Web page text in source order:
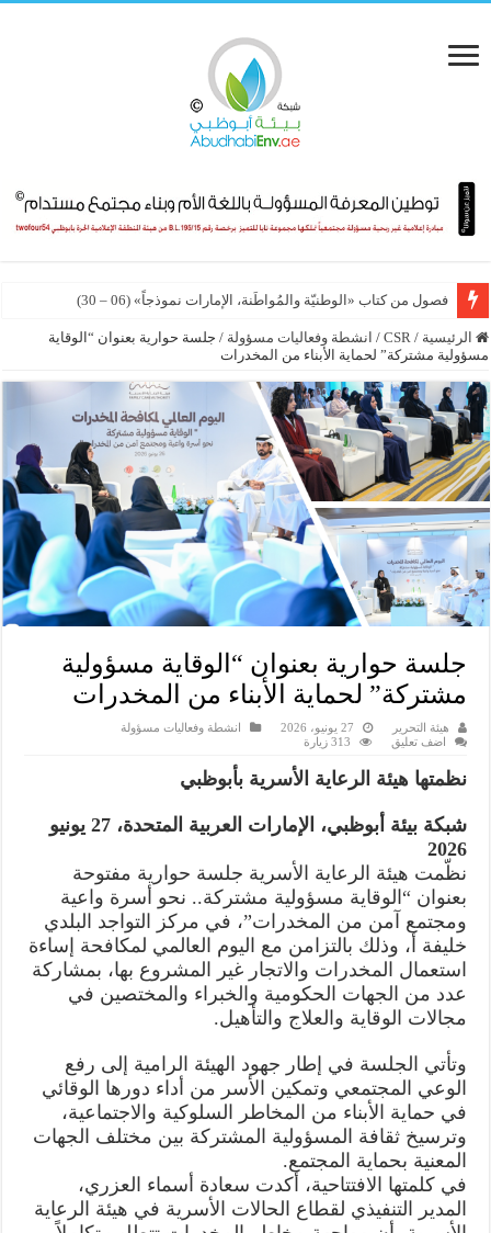
فصول من كتاب «الوطنيّة والمُواطَنة، الإمارات نموذجاً» (06 – 30)
الدوحة تحتضن المؤتمر العلمي الدولي الرابع للمسؤولية المجتمعية 2026
الرئيسية /
CSR
/ انشطة وفعاليات مسؤولة / جلسة حوارية بعنوان “الوقاية
مسؤولية مشتركة” لحماية الأبناء من المخدرات
جلسة حوارية بعنوان “الوقاية مسؤولية
مشتركة” لحماية الأبناء من المخدرات
هيئة التحرير 27 يونيو، 2026
انشطة وفعاليات مسؤولة
اضف تعليق
313 زيارة
نظمتها هيئة الرعاية الأسرية بأبوظبي
شبكة بيئة أبوظبي، الإمارات العربية المتحدة، 27 يونيو
2026
نظّمت هيئة الرعاية الأسرية جلسة حوارية مفتوحة
بعنوان “الوقاية مسؤولية مشتركة.. نحو أسرة واعية
ومجتمع آمن من المخدرات”، في مركز التواجد البلدي
خليفة أ، وذلك بالتزامن مع اليوم العالمي لمكافحة إساءة
استعمال المخدرات والاتجار غير المشروع بها، بمشاركة
عدد من الجهات الحكومية والخبراء والمختصين في
مجالات الوقاية والعلاج والتأهيل.
وتأتي الجلسة في إطار جهود الهيئة الرامية إلى رفع
الوعي المجتمعي وتمكين الأسر من أداء دورها الوقائي
في حماية الأبناء من المخاطر السلوكية والاجتماعية،
وترسيخ ثقافة المسؤولية المشتركة بين مختلف الجهات
المعنية بحماية المجتمع.
في كلمتها الافتتاحية، أكدت سعادة أسماء العزري،
المدير التنفيذي لقطاع الحالات الأسرية في هيئة الرعاية